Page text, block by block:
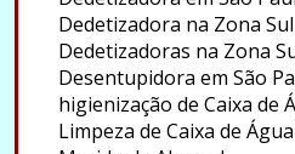
Dedetizadora na Zona Sul
Dedetizadoras na Zona
Desentupidora em São
higienização de Caixa de
Limpeza de Caixa de Água